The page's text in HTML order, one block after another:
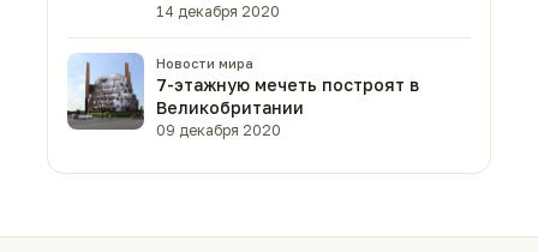
14 декабря 2020
Новости мира
7-этажную мечеть построят в
Великобритании
09 декабря 2020